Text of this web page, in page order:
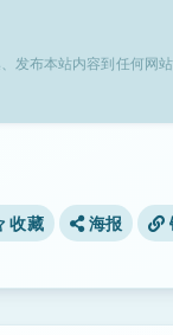
发布本站内容到任何网
收藏 海报